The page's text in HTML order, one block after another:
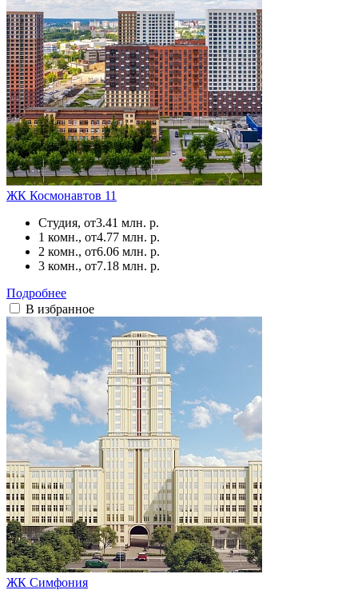
ЖК Космонавтов 11
Студия, от3.41 млн. р.
1 комн., от4.77 млн. р.
2 комн., от6.06 млн. р.
3 комн., от7.18 млн. р.
Подробнее
В избранное
ЖК Симфония